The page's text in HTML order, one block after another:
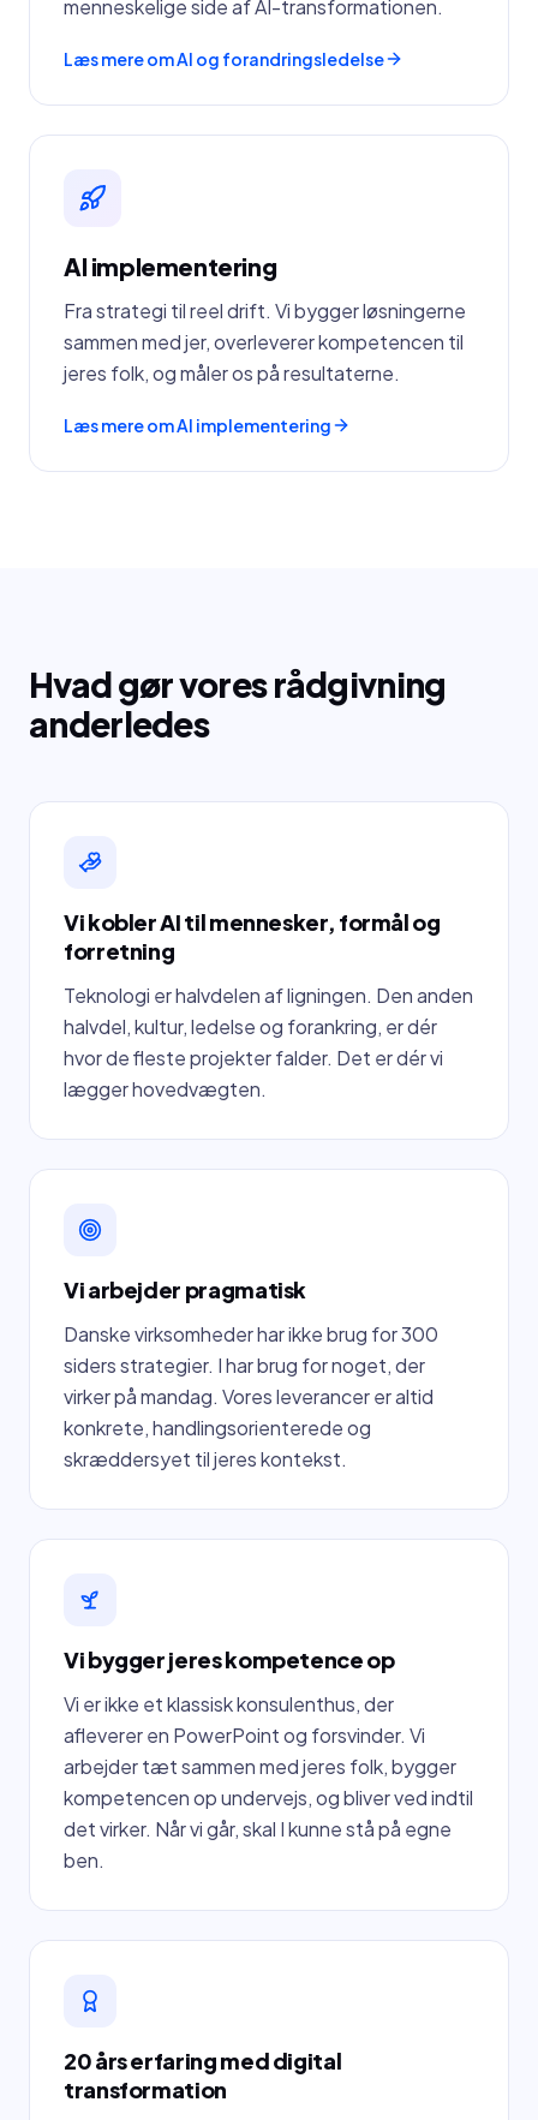
menneskelige side af AI-transformationen.
Læs mere om AI og forandringsledelse
AI implementering
Fra strategi til reel drift. Vi bygger løsningerne
sammen med jer, overleverer kompetencen til
jeres folk, og måler os på resultaterne.
Læs mere om AI implementering
Hvad gør vores rådgivning
anderledes
Vi kobler AI til mennesker, formål og
forretning
Teknologi er halvdelen af ligningen. Den anden
halvdel, kultur, ledelse og forankring, er dér
hvor de fleste projekter falder. Det er dér vi
lægger hovedvægten.
Vi arbejder pragmatisk
Danske virksomheder har ikke brug for 300
siders strategier. I har brug for noget, der
virker på mandag. Vores leverancer er altid
konkrete, handlingsorienterede og
skræddersyet til jeres kontekst.
Vi bygger jeres kompetence op
Vi er ikke et klassisk konsulenthus, der
afleverer en PowerPoint og forsvinder. Vi
arbejder tæt sammen med jeres folk, bygger
kompetencen op undervejs, og bliver ved indtil
det virker. Når vi går, skal I kunne stå på egne
ben.
20 års erfaring med digital
transformation